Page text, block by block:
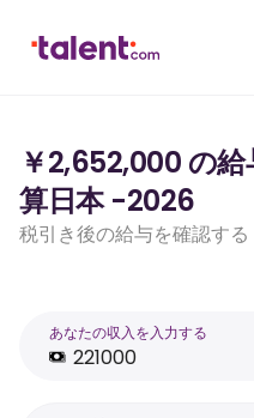
￥2,652,000 の
算日本 -2026
税引き後の給与を確認する
あなたの収入を入力する